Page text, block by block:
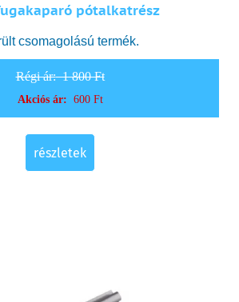
pótalkatrész
csomagolású termék.
Régi ár:1 800 Ft
Akciós ár: 600 Ft
részletek